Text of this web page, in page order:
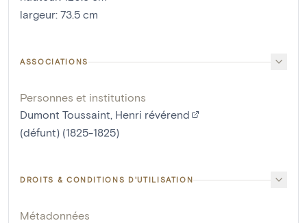
largeur: 73.5 cm
ASSOCIATIONS
Personnes et institutions
Dumont Toussaint, Henri révérend
(défunt) (1825-1825)
DROITS & CONDITIONS D'UTILISATION
Métadonnées